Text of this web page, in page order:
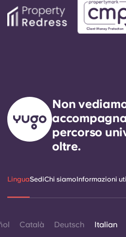
Non
percorso
oltre.
LinguaSediChi siamoInformazioni
Català Deutsch Italian